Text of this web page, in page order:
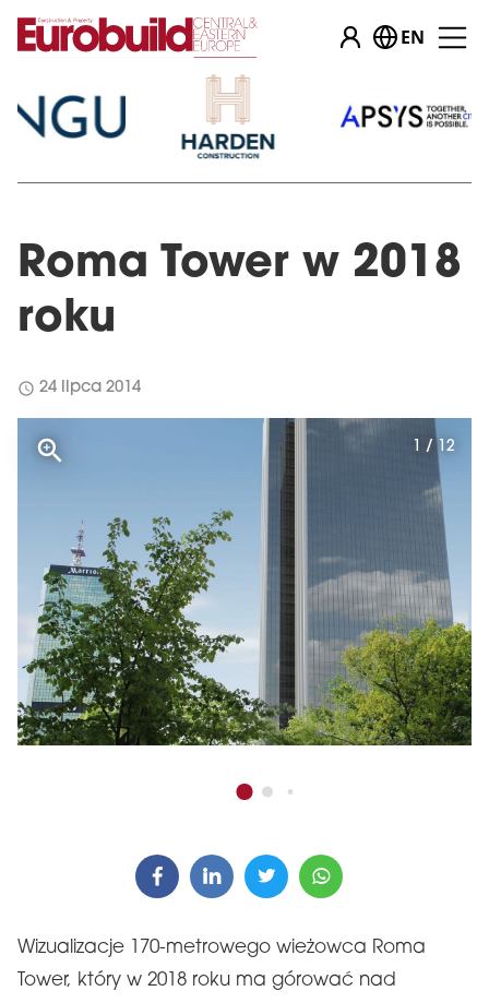
EN
Roma Tower w 2018
roku
schedule 24 lipca 2014
1 / 12
Wizualizacje 170-metrowego wieżowca Roma
Tower, który w 2018 roku ma górować nad